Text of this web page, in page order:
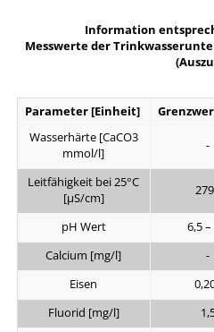
Information
Messwerte der
Parameter [Einheit]
Wasserhärte [CaCO3
mmol/l]
-
Leitfähigkeit bei 25°C
[µS/cm]
pH Wert 6,5 –
Calcium [mg/l]
-
Eisen
Fluorid [mg/l]